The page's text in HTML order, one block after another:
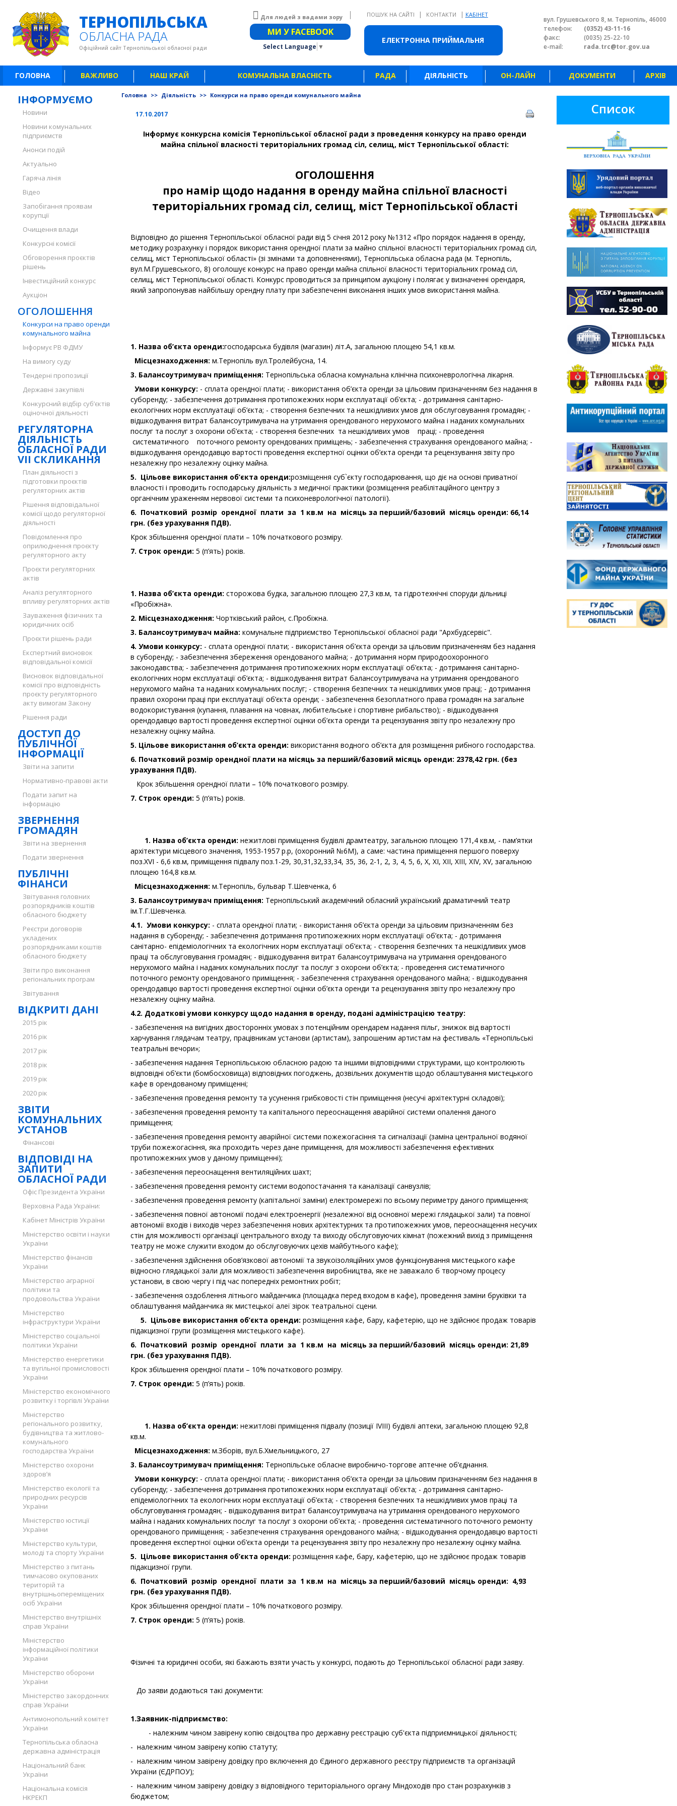
ЕЛЕКТРОННА ПРИЙМАЛЬНЯ
ТЕРНОПІЛЬСЬКА
ОБЛАСНА РАДА
Офіційний сайт Тернопільської обласної ради
Для людей з вадами зору Звичайна версія сайту
МИ У FACEBOOK
Select Language ▼
ПОШУК НА САЙТІ | КОНТАКТИ | КАБІНЕТ
вул. Грушевського 8, м. Тернопіль, 46000
телефон:
(0352) 43-11-16
факс:
(0035) 25-22-10
e-mail:
rada.trc@tor.gov.ua
ГОЛОВНА ВАЖЛИВО НАШ КРАЙ КОМУНАЛЬНА ВЛАСНІСТЬ РАДА ДІЯЛЬНІСТЬ ОН-ЛАЙН ДОКУМЕНТИ АРХІВ
ІНФОРМУЄМО
Новини
Новини комунальних
підприємств
Анонси подій
Актуально
Гаряча лінія
Відео
Запобігання проявам
корупції
Очищення влади
Конкурсні комісії
Обговорення проєктів
рішень
Інвестиційний конкурс
Аукціон
ОГОЛОШЕННЯ
Конкурси на право оренди
комунального майна
Інформує РВ ФДМУ
На вимогу суду
Тендерні пропозиції
Державні закупівлі
Конкурсний відбір суб’єктів
оціночної діяльності
РЕГУЛЯТОРНА
ДІЯЛЬНІСТЬ
ОБЛАСНОЇ РАДИ
VII СКЛИКАННЯ
План діяльності з
підготовки проєктів
регуляторних актів
Рішення відповідальної
комісії щодо регуляторної
діяльності
Повідомлення про
оприлюднення проєкту
регуляторного акту
Проєкти регуляторних
актів
Аналіз регуляторного
впливу регуляторних актів
Зауваження фізичних та
юридичних осіб
Проєкти рішень ради
Експертний висновок
відповідальної комісії
Висновок відповідальної
комісії про відповідність
проєкту регуляторного
акту вимогам Закону
Рішення ради
ДОСТУП ДО
ПУБЛІЧНОЇ
ІНФОРМАЦІЇ
Звіти на запити
Нормативно-правові акти
Подати запит на
інформацію
ЗВЕРНЕННЯ
ГРОМАДЯН
Звіти на звернення
Подати звернення
ПУБЛІЧНІ
ФІНАНСИ
Звітування головних
розпорядників коштів
обласного бюджету
Реєстри договорів
укладених
розпорядниками коштів
обласного бюджету
Звіти про виконання
регіональних програм
Звітування
ВІДКРИТІ ДАНІ
2015 рік
2016 рік
2017 рік
2018 рік
2019 рік
2020 рік
ЗВІТИ
КОМУНАЛЬНИХ
УСТАНОВ
Фінансові
ВІДПОВІДІ НА
ЗАПИТИ
ОБЛАСНОЇ РАДИ
Офіс Президента України
Верховна Рада України:
Кабінет Міністрів України
Міністерство освіти і науки
України
Міністерство фінансів
України
Міністерство аграрної
політики та
продовольства України
Міністерство
інфраструктури України
Міністерство соціальної
політики України
Міністерство енергетики
та вугільної промисловості
України
Міністерство економічного
розвитку і торгівлі України
Міністерство
регіонального розвитку,
будівництва та житлово-
комунального
господарства України
Міністерство охорони
здоров’я
Міністерство екології та
природних ресурсів
України
Міністерство юстиції
України
Міністерство культури,
молоді та спорту України
Міністерство з питань
тимчасово окупованих
територій та
внутрішньопереміщених
осіб України
Міністерство внутрішніх
справ України
Міністерство
інформаційної політики
України
Міністерство оборони
України
Міністерство закордонних
справ України
Антимонопольний комітет
України
Тернопільська обласна
державна адміністрація
Національний банк
України
Національна комісія
НКРЕКП
Головна >> Діяльність >> Конкурси на право оренди комунального майна
17.10.2017
Інформує конкурсна комісія Тернопільської обласної ради з проведення конкурсу на право оренди
майна спільної власності територіальних громад сіл, селищ, міст Тернопільської області:
ОГОЛОШЕННЯ
про намір щодо надання в оренду майна спільної власності
територіальних громад сіл, селищ, міст Тернопільської області
Відповідно до рішення Тернопільської обласної ради від 5 січня 2012 року №1312 «Про порядок надання в оренду,
методику розрахунку і порядок використання орендної плати за майно спільної власності територіальних громад сіл,
селищ, міст Тернопільської області» (зі змінами та доповненнями), Тернопільська обласна рада (м. Тернопіль,
вул.М.Грушевського, 8) оголошує конкурс на право оренди майна спільної власності територіальних громад сіл,
селищ, міст Тернопільської області. Конкурс проводиться за принципом аукціону і полягає у визначенні орендаря,
який запропонував найбільшу орендну плату при забезпеченні виконання інших умов використання майна.
1. Назва об’єкта оренди:господарська будівля (магазин) літ.А, загальною площею 54,1 кв.м.
Місцезнаходження: м.Тернопіль вул.Тролейбусна, 14.
3. Балансоутримувач приміщення: Тернопільська обласна комунальна клінічна психоневрологічна лікарня.
Умови конкурсу: - сплата орендної плати; - використання об’єкта оренди за цільовим призначенням без надання в
суборенду; - забезпечення дотримання протипожежних норм експлуатації об’єкта; - дотримання санітарно-
екологічних норм експлуатації об’єкта; - створення безпечних та нешкідливих умов для обслуговування громадян; -
відшкодування витрат балансоутримувача на утримання орендованого нерухомого майна і наданих комунальних
послуг та послуг з охорони об’єкта; - створення безпечних та нешкідливих умов праці; - проведення
систематичного поточного ремонту орендованих приміщень; - забезпечення страхування орендованого майна; -
відшкодування орендодавцю вартості проведення експертної оцінки об’єкта оренди та рецензування звіту про
незалежну про незалежну оцінку майна.
5. Цільове використання об’єкта оренди:розміщення суб`єкту господарювання, що діє на основі приватної
власності і проводить господарську діяльність з медичної практики (розміщення реабілітаційного центру з
органічним ураженням нервової системи та психоневрологічної патології).
6. Початковий розмір орендної плати за 1 кв.м на місяць за перший/базовий місяць оренди: 66,14
грн. (без урахування ПДВ).
Крок збільшення орендної плати – 10% початкового розміру.
7. Строк оренди: 5 (п’ять) років.
1. Назва об’єкта оренди: сторожова будка, загальною площею 27,3 кв.м, та гідротехнічні споруди дільниці
«Пробіжна».
2. Місцезнаходження: Чортківський район, с.Пробіжна.
3. Балансоутримувач майна: комунальне підприємство Тернопільської обласної ради "Архбудсервіс".
4. Умови конкурсу: - сплата орендної плати; - використання об’єкта оренди за цільовим призначенням без надання
в суборенду; - забезпечення збереження орендованого майна; - дотримання норм природоохоронного
законодавства; - забезпечення дотримання протипожежних норм експлуатації об’єкта; - дотримання санітарно-
екологічних норм експлуатації об’єкта; - відшкодування витрат балансоутримувача на утримання орендованого
нерухомого майна та наданих комунальних послуг; - створення безпечних та нешкідливих умов праці; - дотримання
правил охорони праці при експлуатації об’єкта оренди; - забезпечення безоплатного права громадян на загальне
водокористування (купання, плавання на човнах, любительське і спортивне рибальство); - відшкодування
орендодавцю вартості проведення експертної оцінки об’єкта оренди та рецензування звіту про незалежну про
незалежну оцінку майна.
5. Цільове використання об’єкта оренди: використання водного об’єкта для розміщення рибного господарства.
6. Початковий розмір орендної плати на місяць за перший/базовий місяць оренди: 2378,42 грн. (без
урахування ПДВ).
Крок збільшення орендної плати – 10% початкового розміру.
7. Строк оренди: 5 (п’ять) років.
1. Назва об’єкта оренди: нежитлові приміщення будівлі драмтеатру, загальною площею 171,4 кв.м, - пам’ятки
архітектури місцевого значення, 1953-1957 р.р, (охоронний №6М), а саме: частина приміщення першого поверху
поз.XVI - 6,6 кв.м, приміщення підвалу поз.1-29, 30,31,32,33,34, 35, 36, 2-1, 2, 3, 4, 5, 6, X, XI, XII, XIII, XIV, XV, загальною
площею 164,8 кв.м.
Місцезнаходження: м.Тернопіль, бульвар Т.Шевченка, 6
3. Балансоутримувач приміщення: Тернопільський академічний обласний український драматичний театр
ім.Т.Г.Шевченка.
4.1. Умови конкурсу: - сплата орендної плати; - використання об’єкта оренди за цільовим призначенням без
надання в суборенду; - забезпечення дотримання протипожежних норм експлуатації об’єкта; - дотримання
санітарно- епідеміологічних та екологічних норм експлуатації об’єкта; - створення безпечних та нешкідливих умов
праці та обслуговування громадян; - відшкодування витрат балансоутримувача на утримання орендованого
нерухомого майна і наданих комунальних послуг та послуг з охорони об’єкта; - проведення систематичного
поточного ремонту орендованого приміщення; - забезпечення страхування орендованого майна; - відшкодування
орендодавцю вартості проведення експертної оцінки об’єкта оренди та рецензування звіту про незалежну про
незалежну оцінку майна.
4.2. Додаткові умови конкурсу щодо надання в оренду, подані адміністрацією театру:
- забезпечення на вигідних двосторонніх умовах з потенційним орендарем надання пільг, знижок від вартості
харчування глядачам театру, працівникам установи (артистам), запрошеним артистам на фестиваль «Тернопільські
театральні вечори»;
- забезпечення надання Тернопільською обласною радою та іншими відповідними структурами, що контролюють
відповідні об’єкти (бомбосховища) відповідних погоджень, дозвільних документів щодо облаштування мистецького
кафе в орендованому приміщенні;
- забезпечення проведення ремонту та усунення грибковості стін приміщення (несучі архітектурні складові);
- забезпечення проведення ремонту та капітального переоснащення аварійної системи опалення даного
приміщення;
- забезпечення проведення ремонту аварійної системи пожежогасіння та сигналізації (заміна центральної водяної
труби пожежогасіння, яка проходить через дане приміщення, для можливості забезпечення ефективних
протипожежних умов у даному приміщенні);
- забезпечення переоснащення вентиляційних шахт;
- забезпечення проведення ремонту системи водопостачання та каналізації санвузлів;
- забезпечення проведення ремонту (капітальної заміни) електромережі по всьому периметру даного приміщення;
- забезпечення повної автономії подачі електроенергії (незалежної від основної мережі глядацької зали) та повної
автономії входів і виходів через забезпечення нових архітектурних та протипожежних умов, переоснащення несучих
стін для можливості організації центрального входу та виходу обслуговуючих кімнат (пожежний вихід з приміщення
театру не може служити входом до обслуговуючих цехів майбутнього кафе);
- забезпечення здійснення обов’язкової автономії та звукоізоляційних умов функціонування мистецького кафе
відносно глядацької зали для можливості забезпечення виробництва, яке не заважало б творчому процесу
установи, в свою чергу і під час попередніх ремонтних робіт;
- забезпечення оздоблення літнього майданчика (площадка перед входом в кафе), проведення заміни бруківки та
облаштування майданчика як мистецької алеї зірок театральної сцени.
5. Цільове використання об’єкта оренди: розміщення кафе, бару, кафетерію, що не здійснює продаж товарів
підакцизної групи (розміщення мистецького кафе).
6. Початковий розмір орендної плати за 1 кв.м на місяць за перший/базовий місяць оренди: 21,89
грн. (без урахування ПДВ).
Крок збільшення орендної плати – 10% початкового розміру.
7. Строк оренди: 5 (п’ять) років.
1. Назва об’єкта оренди: нежитлові приміщення підвалу (позиції IVIII) будівлі аптеки, загальною площею 92,8
кв.м.
Місцезнаходження: м.Зборів, вул.Б.Хмельницького, 27
3. Балансоутримувач приміщення: Тернопільське обласне виробничо-торгове аптечне об’єднання.
Умови конкурсу: - сплата орендної плати; - використання об’єкта оренди за цільовим призначенням без надання в
суборенду; - забезпечення дотримання протипожежних норм експлуатації об’єкта; - дотримання санітарно-
епідеміологічних та екологічних норм експлуатації об’єкта; - створення безпечних та нешкідливих умов праці та
обслуговування громадян; - відшкодування витрат балансоутримувача на утримання орендованого нерухомого
майна і наданих комунальних послуг та послуг з охорони об’єкта; - проведення систематичного поточного ремонту
орендованого приміщення; - забезпечення страхування орендованого майна; - відшкодування орендодавцю вартості
проведення експертної оцінки об’єкта оренди та рецензування звіту про незалежну про незалежну оцінку майна.
5. Цільове використання об’єкта оренди: розміщення кафе, бару, кафетерію, що не здійснює продаж товарів
підакцизної групи.
6. Початковий розмір орендної плати за 1 кв.м на місяць за перший/базовий місяць оренди: 4,93
грн. (без урахування ПДВ).
Крок збільшення орендної плати – 10% початкового розміру.
7. Строк оренди: 5 (п’ять) років.
Фізичні та юридичні особи, які бажають взяти участь у конкурсі, подають до Тернопільської обласної ради заяву.
До заяви додаються такі документи:
1.Заявник-підприємство:
- належним чином завірену копію свідоцтва про державну реєстрацію суб'єкта підприємницької діяльності;
- належним чином завірену копію статуту;
- належним чином завірену довідку про включення до Єдиного державного реєстру підприємств та організацій
України (ЄДРПОУ);
- належним чином завірену довідку з відповідного територіального органу Міндоходів про стан розрахунків з
бюджетом;
Список